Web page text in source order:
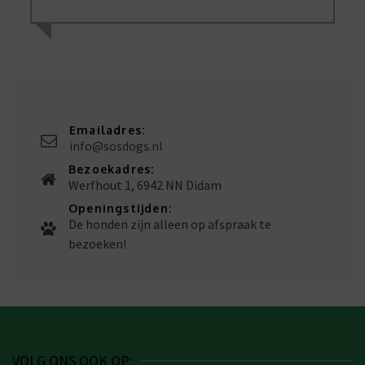
Emailadres:
info@sosdogs.nl
Bezoekadres:
Werfhout 1, 6942 NN Didam
Openingstijden:
De honden zijn alleen op afspraak te
bezoeken!
VOLG ONS OOK OP: